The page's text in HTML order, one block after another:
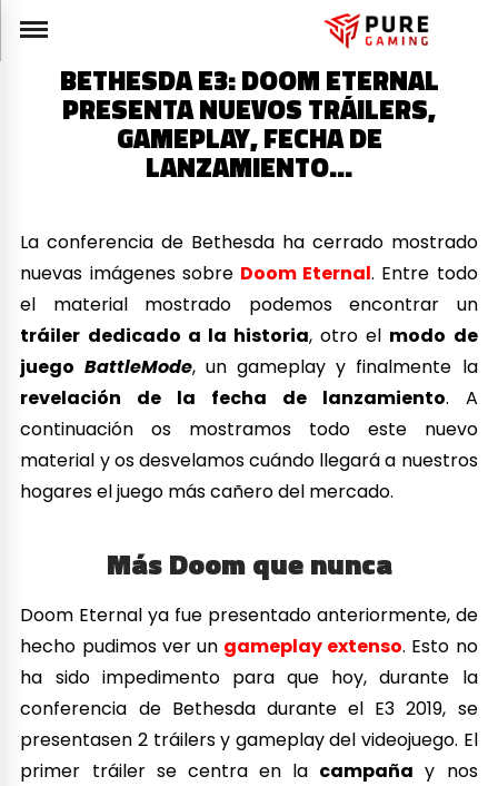
BETHESDA E3: DOOM ETERNAL
PRESENTA NUEVOS TRÁILERS,
GAMEPLAY, FECHA DE
LANZAMIENTO…
La conferencia de Bethesda ha cerrado mostrado
nuevas imágenes sobre Doom Eternal. Entre todo
el material mostrado podemos encontrar un
tráiler dedicado a la historia, otro el modo de
juego BattleMode, un gameplay y finalmente la
revelación de la fecha de lanzamiento. A
continuación os mostramos todo este nuevo
material y os desvelamos cuándo llegará a nuestros
hogares el juego más cañero del mercado.
Más Doom que nunca
Doom Eternal ya fue presentado anteriormente, de
hecho pudimos ver un gameplay extenso. Esto no
ha sido impedimento para que hoy, durante la
conferencia de Bethesda durante el E3 2019, se
presentasen 2 tráilers y gameplay del videojuego. El
primer tráiler se centra en la campaña y nos